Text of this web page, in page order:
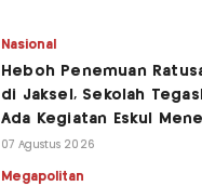
Nasional
Heboh Penemuan
di Jaksel, Sekolah
Ada Kegiatan Eskul
07 Agustus 2026
Megapolitan